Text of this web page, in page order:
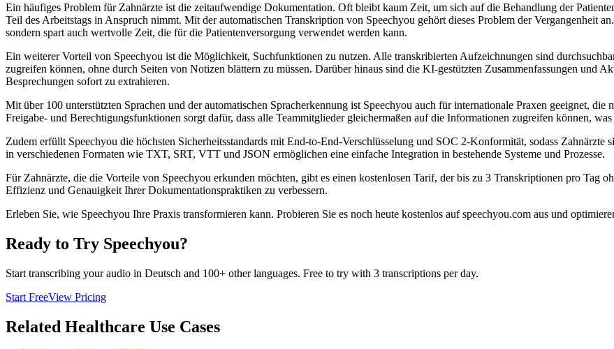
Ein häufiges Problem für Zahnärzte ist die zeitaufwendige Dokumentation. Oft bleibt kaum Zeit, um sich auf die Behandlung der
Teil des Arbeitstags in Anspruch nimmt. Mit der automatischen Transkription von Speechyou gehört dieses Problem der Vergangenheit
sondern spart auch wertvolle Zeit, die für die Patientenversorgung verwendet werden kann.
Ein weiterer Vorteil von Speechyou ist die Möglichkeit, Suchfunktionen zu nutzen. Alle transkribierten Aufzeichnungen sind
zugreifen können, ohne durch Seiten von Notizen blättern zu müssen. Darüber hinaus sind die KI-gestützten Zusammenfassungen und
Besprechungen sofort zu extrahieren.
Mit über 100 unterstützten Sprachen und der automatischen Spracherkennung ist Speechyou auch für internationale Praxen geeignet,
Freigabe- und Berechtigungsfunktionen sorgt dafür, dass alle Teammitglieder gleichermaßen auf die Informationen zugreifen können, was
Zudem erfüllt Speechyou die höchsten Sicherheitsstandards mit End-to-End-Verschlüsselung und SOC 2-Konformität, sodass Zahnärzte
in verschiedenen Formaten wie TXT, SRT, VTT und JSON ermöglichen eine einfache Integration in bestehende Systeme und Prozesse.
Für Zahnärzte, die die Vorteile von Speechyou erkunden möchten, gibt es einen kostenlosen Tarif, der bis zu 3 Transkriptionen pro Tag
Effizienz und Genauigkeit Ihrer Dokumentationspraktiken zu verbessern.
Erleben Sie, wie Speechyou Ihre Praxis transformieren kann. Probieren Sie es noch heute kostenlos auf speechyou.com aus und
Ready to Try Speechyou?
Start transcribing your audio in Deutsch and 100+ other languages. Free to try with 3 transcriptions per day.
Start FreeView Pricing
Related Healthcare Use Cases